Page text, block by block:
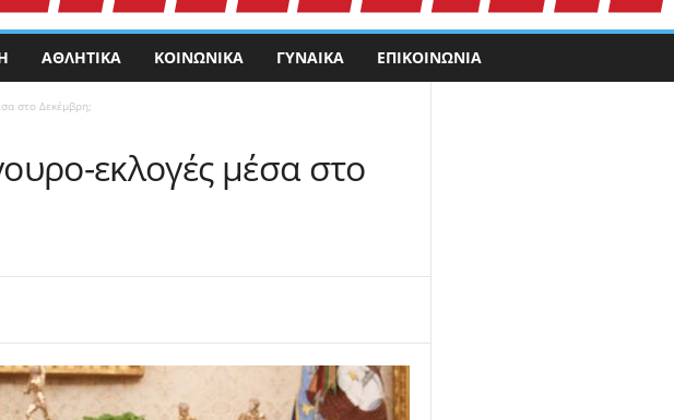
ΑΘΛΗΤΙΚΑ ΚΟΙΝΩΝΙΚΑ ΓΥΝΑΙΚΑ ΕΠΙΚΟΙΝΩΝΊΑ
στο Δεκέμβρη;
εκλογές μέσα στο